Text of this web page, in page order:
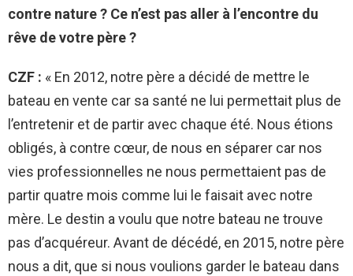
contre nature ? Ce n’est pas aller à l’encontre du
rêve de votre père ?
CZF : « En 2012, notre père a décidé de mettre le
bateau en vente car sa santé ne lui permettait plus de
l’entretenir et de partir avec chaque été. Nous étions
obligés, à contre cœur, de nous en séparer car nos
vies professionnelles ne nous permettaient pas de
partir quatre mois comme lui le faisait avec notre
mère. Le destin a voulu que notre bateau ne trouve
pas d’acquéreur. Avant de décédé, en 2015, notre père
nous a dit, que si nous voulions garder le bateau dans